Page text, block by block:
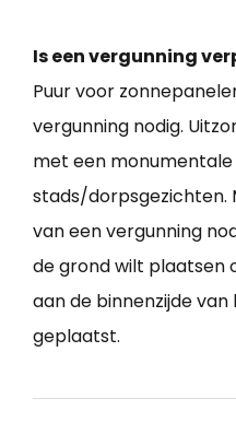
Is een vergunning
Puur voor
vergunning nodig.
met een
stads/dorpsgezichten.
van een vergunning
de grond wilt plaatsen
aan de binnenzijde
geplaatst.